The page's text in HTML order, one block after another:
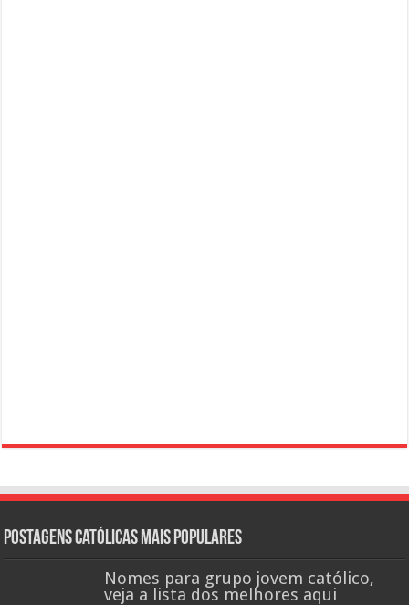
Postagens católicas mais Populares
Nomes para grupo jovem católico,
veja a lista dos melhores aqui